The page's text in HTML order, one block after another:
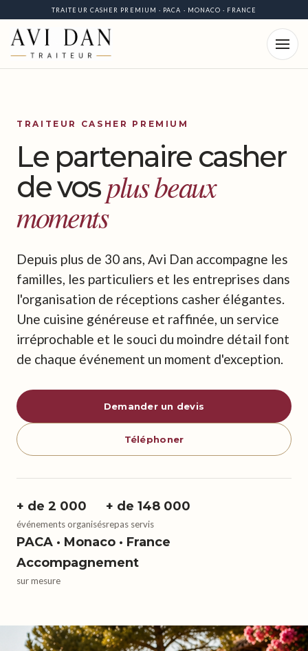
TRAITEUR CASHER PREMIUM · PACA · MONACO · FRANCE
TRAITEUR CASHER PREMIUM
Le partenaire casher
de vosplus beaux
moments
Depuis plus de 30 ans, Avi Dan accompagne les
familles, les particuliers et les entreprises dans
l'organisation de réceptions casher élégantes.
Une cuisine généreuse et raffinée, un service
irréprochable et le souci du moindre détail font
de chaque événement un moment d'exception.
Demander un devis
Téléphoner
+ de 2 000
événements organisés
+ de 148 000
repas servis
PACA · Monaco · France
Accompagnement
sur mesure